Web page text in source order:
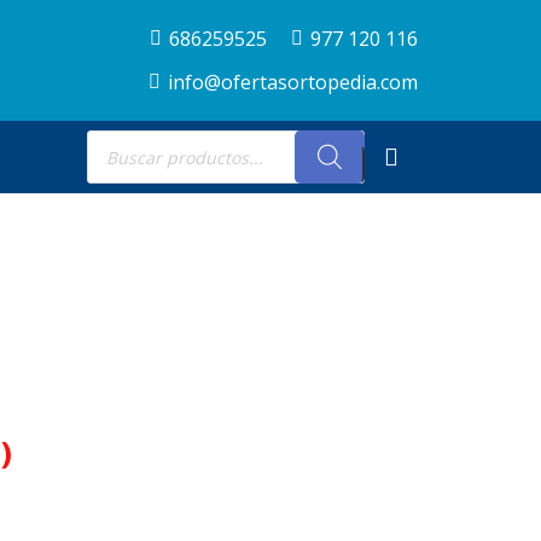
686259525
977 120 116
info@ofertasortopedia.com
Búsqueda
de
productos